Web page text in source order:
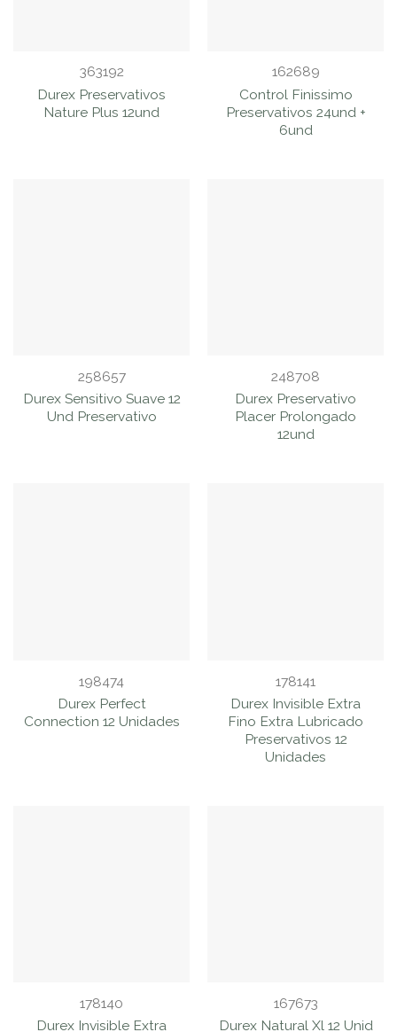
363192
Durex Preservativos
Nature Plus 12und
162689
Control Finissimo
Preservativos 24und +
6und
258657
Durex Sensitivo Suave 12
Und Preservativo
248708
Durex Preservativo
Placer Prolongado
12und
198474
Durex Perfect
Connection 12 Unidades
178141
Durex Invisible Extra
Fino Extra Lubricado
Preservativos 12
Unidades
178140
Durex Invisible Extra
167673
Durex Natural Xl 12 Unid